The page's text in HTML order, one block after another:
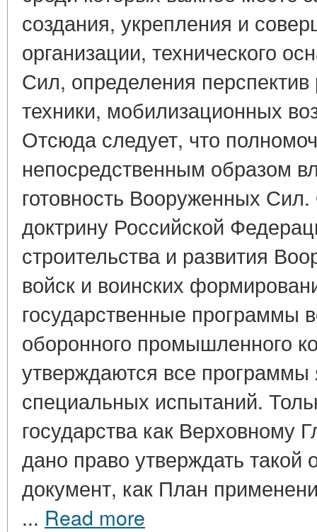
создания, укрепления и
организации, технического
Сил, определения перспектив
техники, мобилизационных
Отсюда следует, что
непосредственным образом
готовность Вооруженных
доктрину Российской
строительства и развития
войск и воинских
государственные программы
оборонного промышленного
утверждаются все программы
специальных испытаний.
государства как Верховному
дано право утверждать
документ, как План
... Read more